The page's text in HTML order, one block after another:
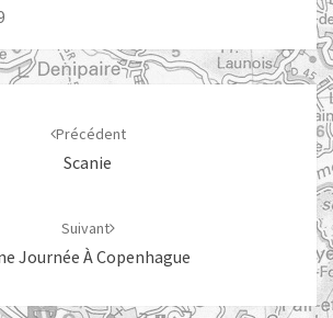
Précédent
Scanie
Suivant
Journée À Copenhague